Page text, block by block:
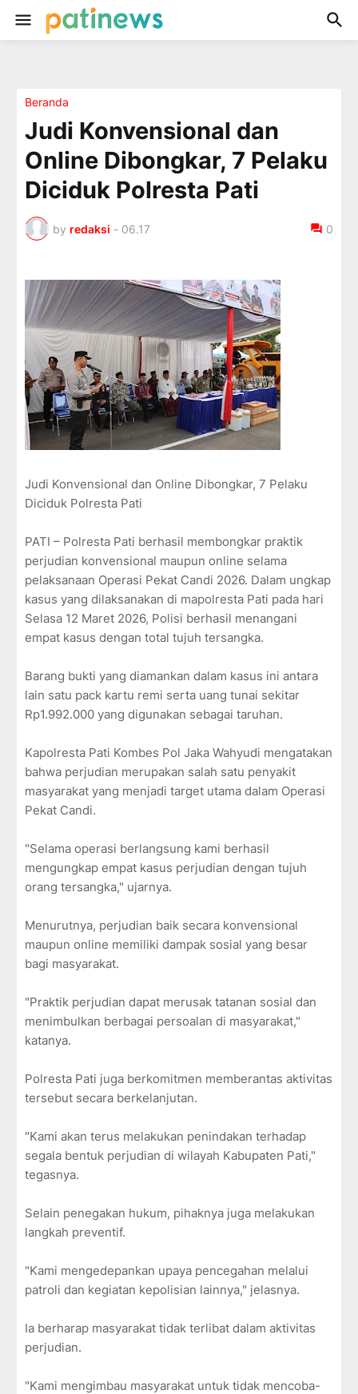
Beranda
Judi Konvensional dan
Online Dibongkar, 7 Pelaku
Diciduk Polresta Pati
by redaksi - 06.17 0
Judi Konvensional dan Online Dibongkar, 7 Pelaku
Diciduk Polresta Pati
PATI – Polresta Pati berhasil membongkar praktik
perjudian konvensional maupun online selama
pelaksanaan Operasi Pekat Candi 2026. Dalam ungkap
kasus yang dilaksanakan di mapolresta Pati pada hari
Selasa 12 Maret 2026, Polisi berhasil menangani
empat kasus dengan total tujuh tersangka.
Barang bukti yang diamankan dalam kasus ini antara
lain satu pack kartu remi serta uang tunai sekitar
Rp1.992.000 yang digunakan sebagai taruhan.
Kapolresta Pati Kombes Pol Jaka Wahyudi mengatakan
bahwa perjudian merupakan salah satu penyakit
masyarakat yang menjadi target utama dalam Operasi
Pekat Candi.
"Selama operasi berlangsung kami berhasil
mengungkap empat kasus perjudian dengan tujuh
orang tersangka," ujarnya.
Menurutnya, perjudian baik secara konvensional
maupun online memiliki dampak sosial yang besar
bagi masyarakat.
"Praktik perjudian dapat merusak tatanan sosial dan
menimbulkan berbagai persoalan di masyarakat,"
katanya.
Polresta Pati juga berkomitmen memberantas aktivitas
tersebut secara berkelanjutan.
"Kami akan terus melakukan penindakan terhadap
segala bentuk perjudian di wilayah Kabupaten Pati,"
tegasnya.
Selain penegakan hukum, pihaknya juga melakukan
langkah preventif.
"Kami mengedepankan upaya pencegahan melalui
patroli dan kegiatan kepolisian lainnya," jelasnya.
Ia berharap masyarakat tidak terlibat dalam aktivitas
perjudian.
"Kami mengimbau masyarakat untuk tidak mencoba-